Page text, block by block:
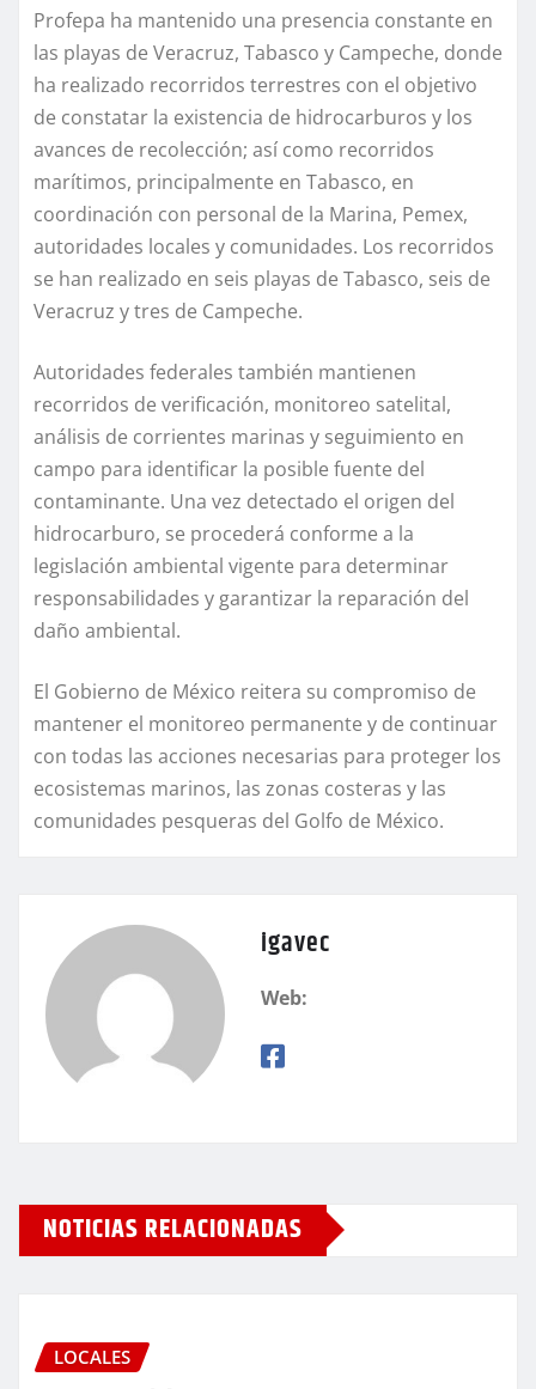
Profepa ha mantenido una presencia constante en
las playas de Veracruz, Tabasco y Campeche, donde
ha realizado recorridos terrestres con el objetivo
de constatar la existencia de hidrocarburos y los
avances de recolección; así como recorridos
marítimos, principalmente en Tabasco, en
coordinación con personal de la Marina, Pemex,
autoridades locales y comunidades. Los recorridos
se han realizado en seis playas de Tabasco, seis de
Veracruz y tres de Campeche.
Autoridades federales también mantienen
recorridos de verificación, monitoreo satelital,
análisis de corrientes marinas y seguimiento en
campo para identificar la posible fuente del
contaminante. Una vez detectado el origen del
hidrocarburo, se procederá conforme a la
legislación ambiental vigente para determinar
responsabilidades y garantizar la reparación del
daño ambiental.
El Gobierno de México reitera su compromiso de
mantener el monitoreo permanente y de continuar
con todas las acciones necesarias para proteger los
ecosistemas marinos, las zonas costeras y las
comunidades pesqueras del Golfo de México.
igavec
Web:
NOTICIAS RELACIONADAS
LOCALES